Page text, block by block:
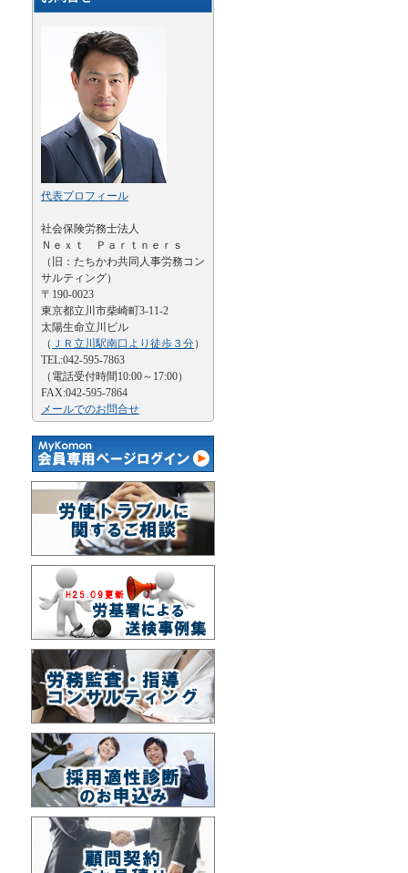
代表プロフィール
社会保険労務士法人
Ｎｅｘｔ Ｐａｒｔｎｅｒｓ
（旧：たちかわ共同人事労務コン
サルティング）
〒190-0023
東京都立川市柴崎町3-11-2
太陽生命立川ビル
（ ＪＲ立川駅南口より徒歩３分）
TEL:042-595-7863
（電話受付時間10:00～17:00）
FAX:042-595-7864
メールでのお問合せ